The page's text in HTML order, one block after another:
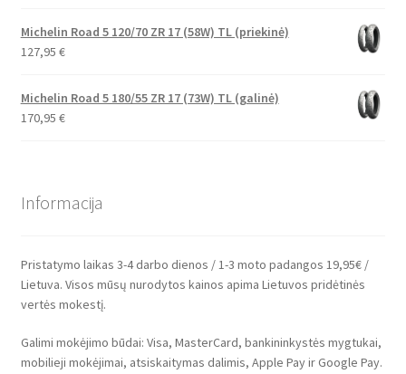
Michelin Road 5 120/70 ZR 17 (58W) TL (priekinė)
127,95 €
Michelin Road 5 180/55 ZR 17 (73W) TL (galinė)
170,95 €
Informacija
Pristatymo laikas 3-4 darbo dienos / 1-3 moto padangos 19,95€ /
Lietuva. Visos mūsų nurodytos kainos apima Lietuvos pridėtinės
vertės mokestį.
Galimi mokėjimo būdai: Visa, MasterCard, bankininkystės mygtukai,
mobilieji mokėjimai, atsiskaitymas dalimis, Apple Pay ir Google Pay.